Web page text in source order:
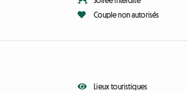
Couple non autorisés
Lieux touristiques